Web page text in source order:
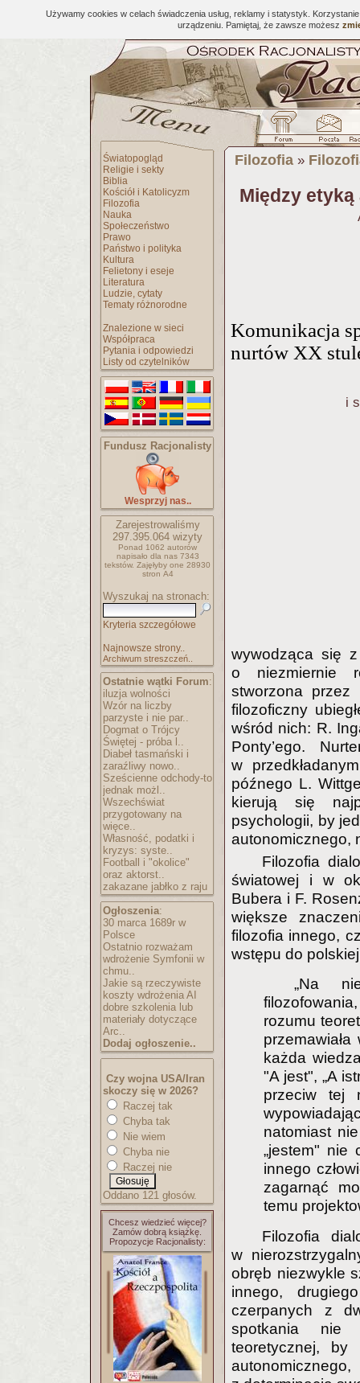
Używamy cookies w celach świadczenia usług, reklamy i statystyk.
urządzeniu. Pamiętaj, że zawsze możesz
Światopogląd
Religie i sekty
Biblia
Kościół i Katolicyzm
Filozofia
Nauka
Społeczeństwo
Prawo
Państwo i polityka
Kultura
Felietony i eseje
Literatura
Ludzie, cytaty
Tematy różnorodne
Znalezione w sieci
Współpraca
Pytania i odpowiedzi
Listy od czytelników
Fundusz Racjonalisty
Wesprzyj nas..
Zarejestrowaliśmy
297.395.064 wizyty
Ponad 1062 autorów
napisało dla nas 7343
tekstów. Zajęłyby one 28930
stron A4
Wyszukaj na stronach:
Kryteria szczegółowe
Najnowsze strony..
Archiwum streszczeń..
Ostatnie wątki Forum:
iluzja wolności
Wzór na liczby
parzyste i nie par..
Dogmat o Trójcy
Świętej - próba l..
Diabeł tasmański i
zaraźliwy nowo..
Sześcienne odchody-to
jednak możl..
Wszechświat
przygotowany na
więce..
Własność, podatki i
kryzys: syste..
Football i "okolice"
oraz aktorst..
zakazane jabłko z raju
Ogłoszenia:
30 marca 1689r w
Polsce
Ostatnio rozważam
wdrożenie Symfonii w
chmu..
Jakie są rzeczywiste
koszty wdrożenia AI
dobre szkolenia lub
materiały dotyczące
Arc..
Dodaj ogłoszenie..
Czy wojna USA/Iran
skoczy się w 2026?
Raczej tak
Chyba tak
Nie wiem
Chyba nie
Raczej nie
Oddano 121 głosów.
Chcesz wiedzieć więcej?
Zamów dobrą książkę.
Propozycje Racjonalisty:
Filozofia »
Między
Komunikacja
nurtów XX
i
wywodząca się
o niezmiernie
stworzona
filozoficzny
wśród nich: R.
Ponty’ego.
w
późnego L.
kierują się
psychologii, by
autonomicznego,
Filozofia
światowej i w
Bubera i F.
większe
filozofia innego,
wstępu do
„Na
rozumu
każda
"A jest", „A
przeciw tej
natomiast
„jestem" nie
innego
zagarnąć
temu
Filozofia
w
obręb niezwykle
innego,
czerpanych z
spotkania nie
teoretycznej, by